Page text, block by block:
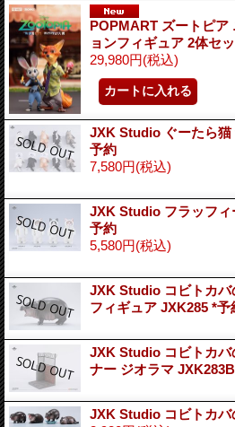
POPMART ズートピア
ョンフィギュア 2体セ
29,980円(税込)
JXK Studio ぐーたら
予約
7,580円(税込)
JXK Studio フラッフィ
予約
5,580円(税込)
JXK Studio コビトカバ
フィギュア JXK285 *予
JXK Studio コビトカバ
ナー ジオラマ
JXK Studio コビトカバ